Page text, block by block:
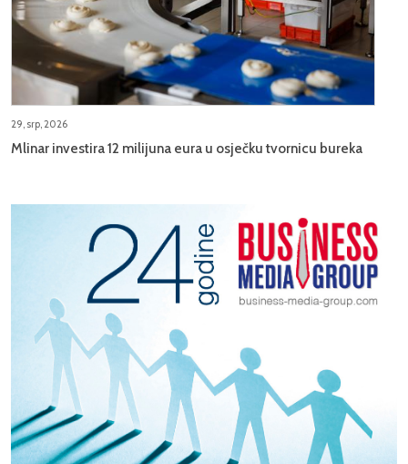
29, srp, 2026
Mlinar investira 12 milijuna eura u osječku tvornicu bureka